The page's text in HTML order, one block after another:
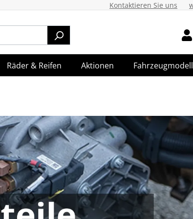
Kontaktieren Sie uns
Räder & Reifen Aktionen Fahrzeugmodell